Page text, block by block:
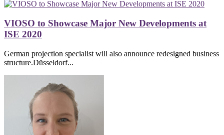
VIOSO to Showcase Major New Developments at
ISE 2020
German projection specialist will also announce redesigned business
structure.Düsseldorf...